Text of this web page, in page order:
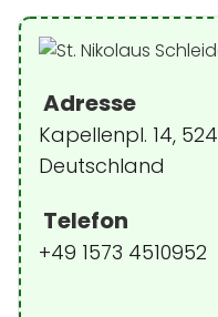
Adresse
Kapellenpl. 14,
Deutschland
Telefon
+49 1573 4510952